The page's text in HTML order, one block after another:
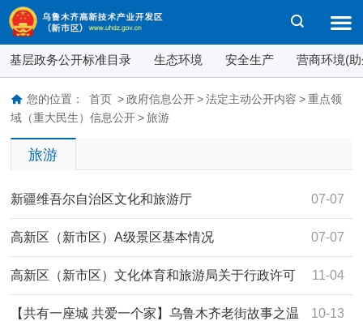
基层政务公开标准目录 生态环境 安全生产 营商环境(
您的位置： 首页 > 政府信息公开 > 法定主动公开内容 > 重点领
域（重大民生）信息公开 > 旅游
旅游
07-07
新疆维吾尔自治区文化和旅游厅
07-07
高新区（新市区）A级景区基本情况
11-04
高新区（新市区）文化体育和旅游局关于行政许可
办理事项咨询电话的公示 10-13
【共有一座城 共爱一个家】乌鲁木齐老街故事之温